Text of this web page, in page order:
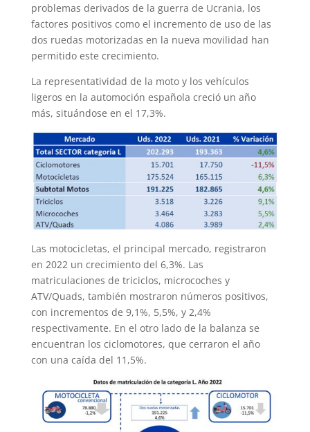
problemas derivados de la guerra de Ucrania, los
factores positivos como el incremento de uso de las
dos ruedas motorizadas en la nueva movilidad han
permitido este crecimiento.
La representatividad de la moto y los vehículos
ligeros en la automoción española creció un año
más, situándose en el 17,3%.
Las motocicletas, el principal mercado, registraron
en 2022 un crecimiento del 6,3%. Las
matriculaciones de triciclos, microcoches y
ATV/Quads, también mostraron números positivos,
con incrementos de 9,1%, 5,5%, y 2,4%
respectivamente. En el otro lado de la balanza se
encuentran los ciclomotores, que cerraron el año
con una caída del 11,5%.